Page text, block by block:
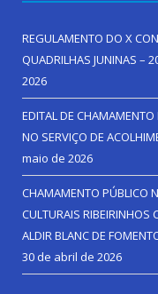
REGULAMENTO DO X
QUADRILHAS JUNINAS –
2026
EDITAL DE
NO SERVIÇO DE
maio de 2026
CHAMAMENTO PÚBLICO
CULTURAIS RIBEIRINHOS
ALDIR BLANC DE
30 de abril de 2026